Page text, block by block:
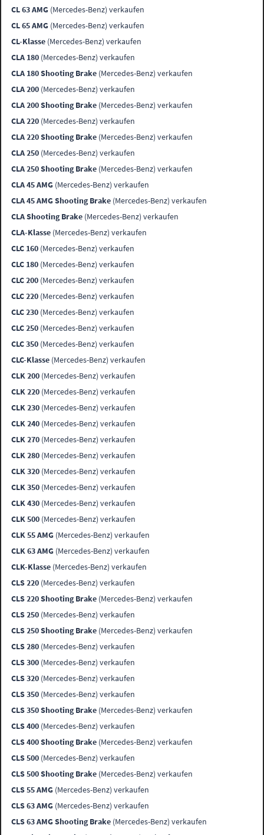
CL 63 AMG (Mercedes-Benz) verkaufen
CL 65 AMG (Mercedes-Benz) verkaufen
CL-Klasse (Mercedes-Benz) verkaufen
CLA 180 (Mercedes-Benz) verkaufen
CLA 180 Shooting Brake (Mercedes-Benz) verkaufen
CLA 200 (Mercedes-Benz) verkaufen
CLA 200 Shooting Brake (Mercedes-Benz) verkaufen
CLA 220 (Mercedes-Benz) verkaufen
CLA 220 Shooting Brake (Mercedes-Benz) verkaufen
CLA 250 (Mercedes-Benz) verkaufen
CLA 250 Shooting Brake (Mercedes-Benz) verkaufen
CLA 45 AMG (Mercedes-Benz) verkaufen
CLA 45 AMG Shooting Brake (Mercedes-Benz) verkaufen
CLA Shooting Brake (Mercedes-Benz) verkaufen
CLA-Klasse (Mercedes-Benz) verkaufen
CLC 160 (Mercedes-Benz) verkaufen
CLC 180 (Mercedes-Benz) verkaufen
CLC 200 (Mercedes-Benz) verkaufen
CLC 220 (Mercedes-Benz) verkaufen
CLC 230 (Mercedes-Benz) verkaufen
CLC 250 (Mercedes-Benz) verkaufen
CLC 350 (Mercedes-Benz) verkaufen
CLC-Klasse (Mercedes-Benz) verkaufen
CLK 200 (Mercedes-Benz) verkaufen
CLK 220 (Mercedes-Benz) verkaufen
CLK 230 (Mercedes-Benz) verkaufen
CLK 240 (Mercedes-Benz) verkaufen
CLK 270 (Mercedes-Benz) verkaufen
CLK 280 (Mercedes-Benz) verkaufen
CLK 320 (Mercedes-Benz) verkaufen
CLK 350 (Mercedes-Benz) verkaufen
CLK 430 (Mercedes-Benz) verkaufen
CLK 500 (Mercedes-Benz) verkaufen
CLK 55 AMG (Mercedes-Benz) verkaufen
CLK 63 AMG (Mercedes-Benz) verkaufen
CLK-Klasse (Mercedes-Benz) verkaufen
CLS 220 (Mercedes-Benz) verkaufen
CLS 220 Shooting Brake (Mercedes-Benz) verkaufen
CLS 250 (Mercedes-Benz) verkaufen
CLS 250 Shooting Brake (Mercedes-Benz) verkaufen
CLS 280 (Mercedes-Benz) verkaufen
CLS 300 (Mercedes-Benz) verkaufen
CLS 320 (Mercedes-Benz) verkaufen
CLS 350 (Mercedes-Benz) verkaufen
CLS 350 Shooting Brake (Mercedes-Benz) verkaufen
CLS 400 (Mercedes-Benz) verkaufen
CLS 400 Shooting Brake (Mercedes-Benz) verkaufen
CLS 500 (Mercedes-Benz) verkaufen
CLS 500 Shooting Brake (Mercedes-Benz) verkaufen
CLS 55 AMG (Mercedes-Benz) verkaufen
CLS 63 AMG (Mercedes-Benz) verkaufen
CLS 63 AMG Shooting Brake (Mercedes-Benz) verkaufen